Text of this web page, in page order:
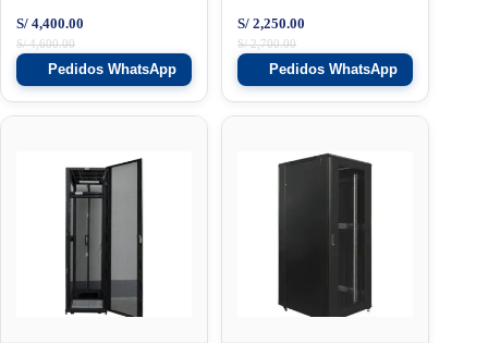
S/4,600.00
S/ 4,400.00
Pedidos WhatsApp
S/2,700.00
S/ 2,250.00
Pedidos WhatsApp